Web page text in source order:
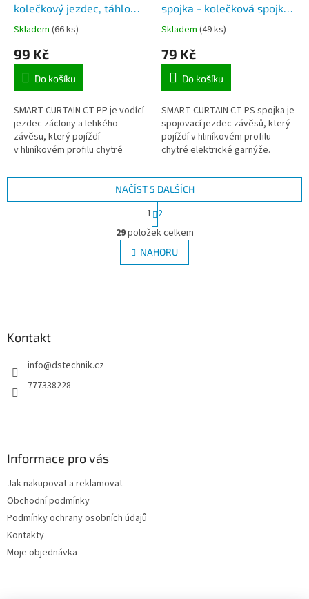
kolečkový jezdec, táhlo
záclony pro chytré
elektrické garnýže
Skladem (66 ks)
99 Kč
Do košíku
SMART CURTAIN CT-PP je vodící
jezdec záclony a lehkého
závěsu, který pojíždí
v hliníkovém profilu chytré
jednostranné posouvání stačí
spojka - kolečková spojka
pro jezdce závěsu s
kolečky pro o chytré
elektrické garnýže
Skladem (49 ks)
79 Kč
Do košíku
SMART CURTAIN CT-PS spojka je
spojovací jezdec závěsů, který
pojíždí v hliníkovém profilu
chytré elektrické garnýže.
kolejnici s jezdcem pomocí...
O
v
l
á
NAČÍST 5 DALŠÍCH
S
t
r
á
n
k
v
1 2
29položek celkem
NAHORU
Kontakt
info@dstechnik.cz
777338228
Informace pro vás
Jak nakupovat a reklamovat
Obchodní podmínky
Podmínky ochrany osobních údajů
Kontakty
Moje objednávka